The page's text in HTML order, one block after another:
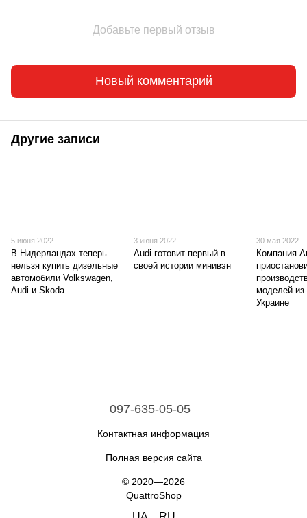
Добавьте первый отзыв
Новый комментарий
Другие записи
5 июня 2022
В Нидерландах теперь
нельзя купить дизельные
автомобили Volkswagen,
Audi и Skoda
3 июня 2022
Audi готовит первый в
своей истории минивэн
30 мая 2022
Компания
моделей
Украине
097-635-05-05
Контактная информация
Полная версия сайта
© 2020—2026
QuattroShop